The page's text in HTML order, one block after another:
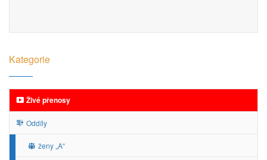
Kategorie
Živé přenosy
Oddíly
ženy „A“